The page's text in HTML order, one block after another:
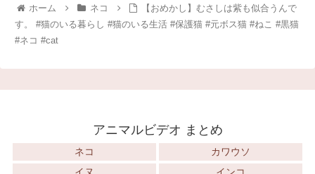
ホーム ネコ
【おめかし】むさしは紫も似合うんで
す。 #猫のいる暮らし #猫のいる生活 #保護猫 #元ボス猫 #ねこ #黒猫
#ネコ #cat
アニマルビデオ まとめ
ネコ
カワウソ
イヌ
インコ